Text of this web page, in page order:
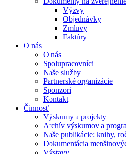
Výzvy
Objednávky
Zmluvy
Faktúry
O nás
O nás
Spolupracovníci
Naše služby
Partnerské organizácie
Sponzori
Kontakt
Činnosť
Výskumy a projekty
Archív výskumov a
Naše publikácie: knihy,
Dokumentácia
Výstavy